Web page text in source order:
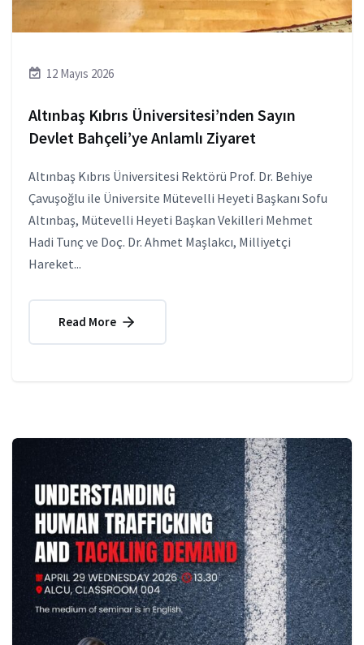
12 Mayıs 2026
Altınbaş Kıbrıs Üniversitesi’nden Sayın
Devlet Bahçeli’ye Anlamlı Ziyaret
Altınbaş Kıbrıs Üniversitesi Rektörü Prof. Dr. Behiye
Çavuşoğlu ile Üniversite Mütevelli Heyeti Başkanı Sofu
Altınbaş, Mütevelli Heyeti Başkan Vekilleri Mehmet
Hadi Tunç ve Doç. Dr. Ahmet Maşlakcı, Milliyetçi
Hareket...
Read More